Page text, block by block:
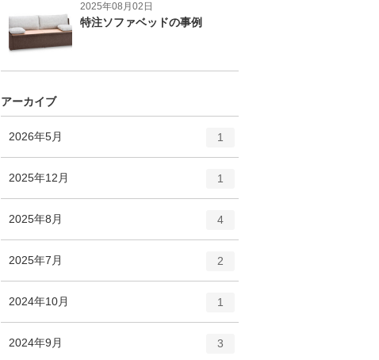
2025年08月02日
特注ソファベッドの事例
アーカイブ
2026年5月
リ
ー
1
2025年12月
ー
1
2025年8月
ー
数
4
2025年7月
リ
ー
2
2024年10月 1
2024年9月 3